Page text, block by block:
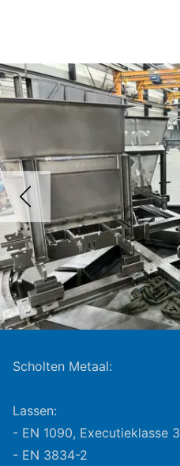
Scholten Metaal:
Lassen:
- EN 1090, Executieklasse 3
- EN 3834-2